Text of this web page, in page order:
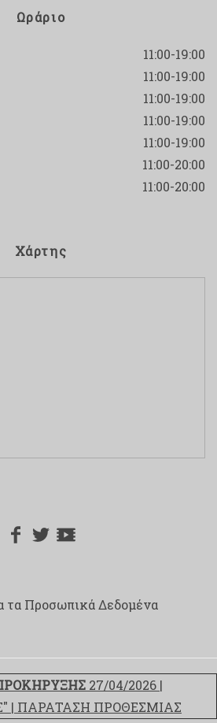
Ωράριο
11:00-19:00
11:00-19:00
11:00-19:00
11:00-19:00
11:00-19:00
11:00-20:00
11:00-20:00
Χάρτης
τα Προσωπικά Δεδομένα
27/04/2026 |
| ΠΑΡΑΤΑΣΗ ΠΡΟΘΕΣΜΙΑΣ